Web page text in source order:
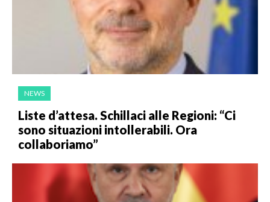
NEWS
Liste d’attesa. Schillaci alle Regioni: “Ci
sono situazioni intollerabili. Ora
collaboriamo”